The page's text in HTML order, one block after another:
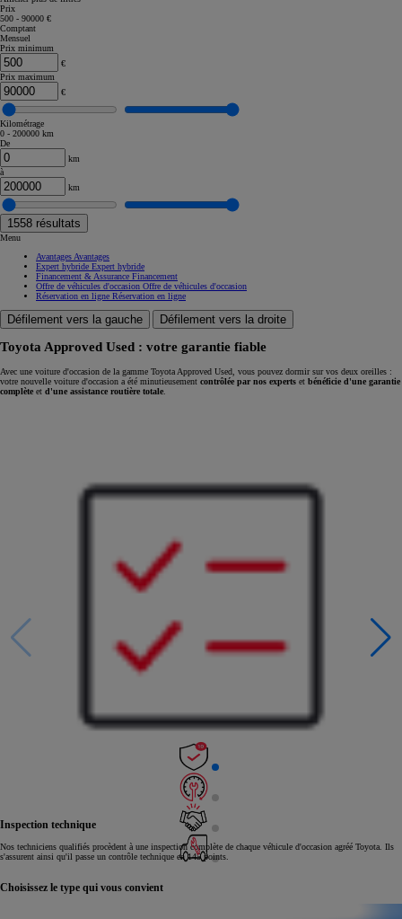
Prix
500 - 90000 €
Comptant
Mensuel
Prix minimum
€
Prix maximum
€
Kilométrage
0 - 200000 km
De
km
à
km
1558 résultats
Menu
Avantages Avantages
Expert hybride Expert hybride
Financement & Assurance Financement
Offre de véhicules d'occasion Offre de véhicules d'occasion
Réservation en ligne Réservation en ligne
Défilement vers la gauche Défilement vers la droite
Toyota Approved Used : votre garantie fiable
Avec une voiture d'occasion de la gamme Toyota Approved Used, vous pouvez dormir sur vos deux oreilles :
votre nouvelle voiture d'occasion a été minutieusement contrôlée par nos experts et bénéficie d'une garantie
complète et d'une assistance routière totale
Inspection technique
Nos techniciens qualifiés procèdent à une inspection complète de chaque véhicule d'occasion agréé Toyota. Ils
s'assurent ainsi qu'il passe un contrôle technique en 145 points.
Choisissez le type qui vous convient